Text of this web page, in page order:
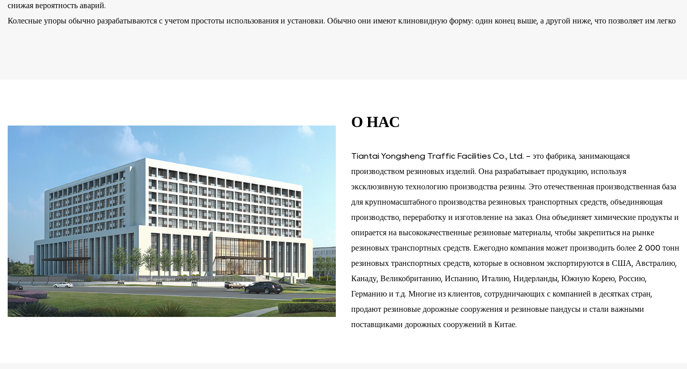
снижая вероятность аварий.
Колесные упоры обычно разрабатываются с учетом простоты использования и установки. Обычно они имеют клиновидную форму: один конец выше, а другой ниже, что позволяет им легко
О НАС
Tiantai Yongsheng Traffic Facilities Co., Ltd. - это фабрика, занимающаяся
производством резиновых изделий. Она разрабатывает продукцию, используя
эксклюзивную технологию производства резины. Это отечественная производственная база
для крупномасштабного производства резиновых транспортных средств, объединяющая
производство, переработку и изготовление на заказ. Она объединяет химические продукты и
опирается на высококачественные резиновые материалы, чтобы закрепиться на рынке
резиновых транспортных средств. Ежегодно компания может производить более 2 000 тонн
резиновых транспортных средств, которые в основном экспортируются в США, Австралию,
Канаду, Великобританию, Испанию, Италию, Нидерланды, Южную Корею, Россию,
Германию и т.д. Многие из клиентов, сотрудничающих с компанией в десятках стран,
продают резиновые дорожные сооружения и резиновые пандусы и стали важными
поставщиками дорожных сооружений в Китае.